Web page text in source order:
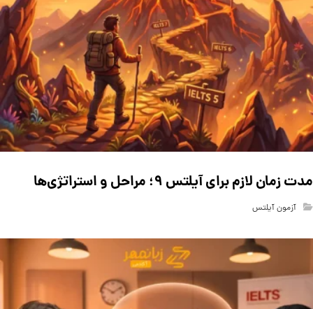
مدت زمان لازم برای آیلتس ۹؛ مراحل و استراتژی‌ها
آزمون آیلتس